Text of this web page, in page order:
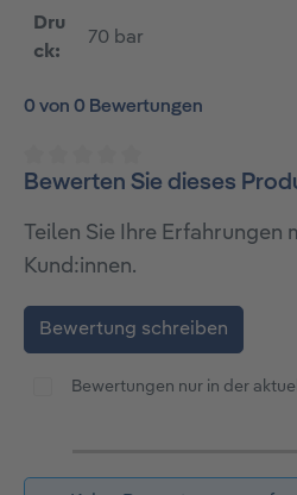
Dru
ck:
70 bar
0 von 0 Bewertungen
Durchschnittliche
Bewerten Sie dieses
Teilen Sie Ihre Erfahrungen
Kund:innen.
Bewertung schreiben
Bewertungen nur in der